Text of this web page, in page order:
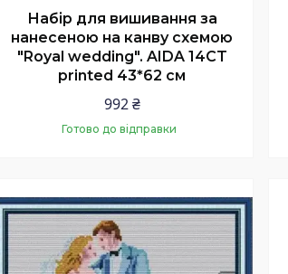
Набір для вишивання за
нанесеною на канву схемою
"Royal wedding". AIDA 14CT
printed 43*62 см
992 ₴
Готово до відправки